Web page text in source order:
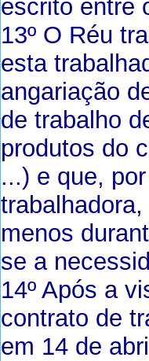
escrito entre
13º O Réu
esta
angariação
de trabalho
produtos do
...) e que,
menos
se a
14º Após a
contrato de
em 14 de